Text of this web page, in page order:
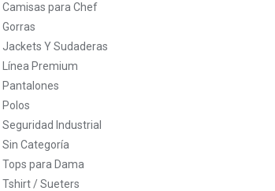
Camisas para Chef
Gorras
Jackets Y Sudaderas
Línea Premium
Pantalones
Polos
Seguridad Industrial
Sin Categoría
Tops para Dama
Tshirt / Sueters